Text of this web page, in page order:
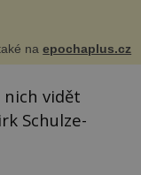
naepochaplus.cz
vidět
Schulze-